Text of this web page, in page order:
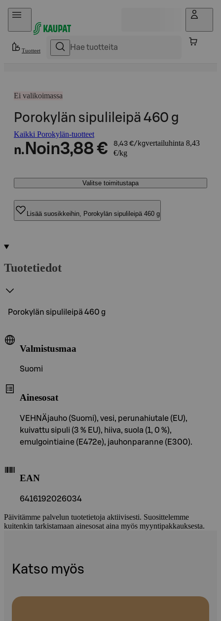
Hyppää sisältöön
Tuotteet
Ei valikoimassa
Porokylän sipulileipä 460 g
Kaikki Porokylän-tuotteet
n. Noin3,88 € 8,43 €/kgvertailuhinta 8,43
€/kg
Valitse toimitustapa
Lisää suosikkeihin, Porokylän sipulileipä 460 g
Tuotetiedot
Porokylän sipulileipä 460 g
Valmistusmaa
Suomi
Ainesosat
VEHNÄjauho (Suomi), vesi, perunahiutale (EU),
kuivattu sipuli (3 % EU), hiiva, suola (1, 0 %),
emulgointiaine (E472e), jauhonparanne (E300).
EAN
6416192026034
Päivitämme palvelun tuotetietoja aktiivisesti. Suosittelemme
kuitenkin tarkistamaan ainesosat aina myös myyntipakkauksesta.
Katso myös